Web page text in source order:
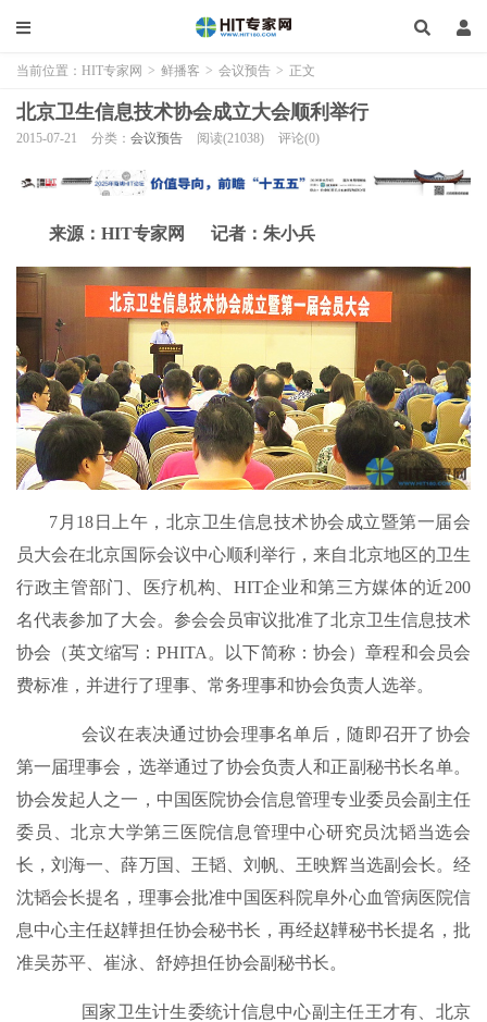
当前位置： HIT专家网 > 鲜播客 > 会议预告 > 正文
北京卫生信息技术协会成立大会顺利举行
2015-07-21 分类： 会议预告 阅读(21038) 评论(0)
来源：HIT专家网 记者：朱小兵
7月18日上午，北京卫生信息技术协会成立暨第一届会
员大会在北京国际会议中心顺利举行，来自北京地区的卫生
行政主管部门、医疗机构、HIT企业和第三方媒体的近200
名代表参加了大会。参会会员审议批准了北京卫生信息技术
协会（英文缩写：PHITA。以下简称：协会）章程和会员会
费标准，并进行了理事、常务理事和协会负责人选举。
会议在表决通过协会理事名单后，随即召开了协会
第一届理事会，选举通过了协会负责人和正副秘书长名单。
协会发起人之一，中国医院协会信息管理专业委员会副主任
委员、北京大学第三医院信息管理中心研究员沈韬当选会
长，刘海一、薛万国、王韬、刘帆、王映辉当选副会长。经
沈韬会长提名，理事会批准中国医科院阜外心血管病医院信
息中心主任赵韡担任协会秘书长，再经赵韡秘书长提名，批
准吴苏平、崔泳、舒婷担任协会副秘书长。
国家卫生计生委统计信息中心副主任王才有、北京